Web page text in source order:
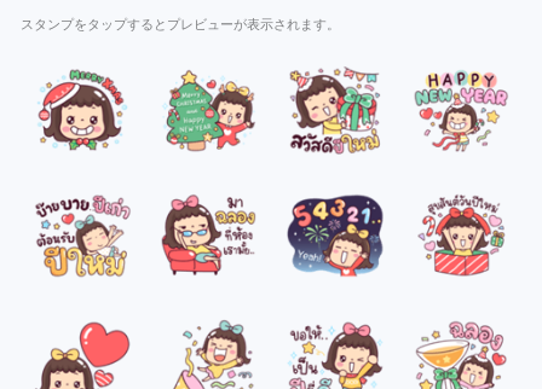
スタンプをタップするとプレビューが表示されます。